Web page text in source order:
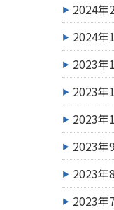
2024年
2024年
2023年
2023年
2023年
2023年
2023年
2023年